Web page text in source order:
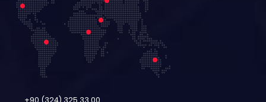
+90 (324) 325 33 00